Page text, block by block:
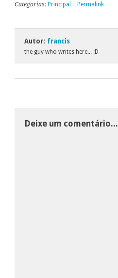
Categorias: Principal Permalink
Autor: francis
the guy who writes here... :D
Deixe um comentário...